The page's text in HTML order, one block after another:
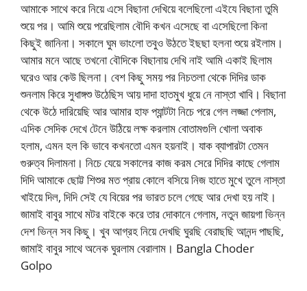
আমাকে সাথে করে নিয়ে এসে বিছানা দেখিয়ে বলেছিলো এইযে বিছানা তুমি
শুয়ে পর। আমি শুয়ে পরেছিলাম বৌদি কখন এসেছে বা এসেছিলো কিনা
কিছুই জানিনা। সকালে ঘুম ভাংলো তবুও উঠতে ইছছা হলনা শুয়ে রইলাম।
আমার মনে আছে তখনো বৌদিকে বিছানায় দেখি নাই আমি একাই ছিলাম
ঘরেও আর কেউ ছিলনা। বেশ কিছু সময় পর নিচতলা থেকে দিদির ডাক
শুনলাম কিরে সুধাঙ্গশু উঠেছিস আয় দাদা হাতমুখ ধুয়ে নে নাস্তা খাবি। বিছানা
থেকে উঠে দারিয়েছি আর আমার হাফ প্যান্টটা নিচে পরে গেল লজ্জা পেলাম,
এদিক সেদিক দেখে টেনে উঠিয়ে লক্ষ করলাম বোতামগুলি খোলা অবাক
হলাম, এমন হল কি ভাবে কখনতো এমন হয়নাই। যাক ব্যাপারটা তেমন
গুরুত্ব দিলামনা। নিচে যেয়ে সকালের কাজ করম সেরে দিদির কাছে গেলাম
দিদি আমাকে ছোট্ট শিশুর মত প্রায় কোলে বসিয়ে নিজ হাতে মুখে তুলে নাস্তা
খাইয়ে দিল, দিদি সেই যে বিয়ের পর ভারত চলে গেছে আর দেখা হয় নাই।
জামাই বাবুর সাথে মটর বাইকে করে তার দোকানে গেলাম, নতুন জায়গা ভিন্ন
দেশ ভিন্ন সব কিছু। খুব আগ্রহ নিয়ে দেখছি ঘুরছি বেরাছছি আনন্দ পাছছি,
জামাই বাবুর সাথে অনেক ঘুরলাম বেরালাম। Bangla Choder
Golpo